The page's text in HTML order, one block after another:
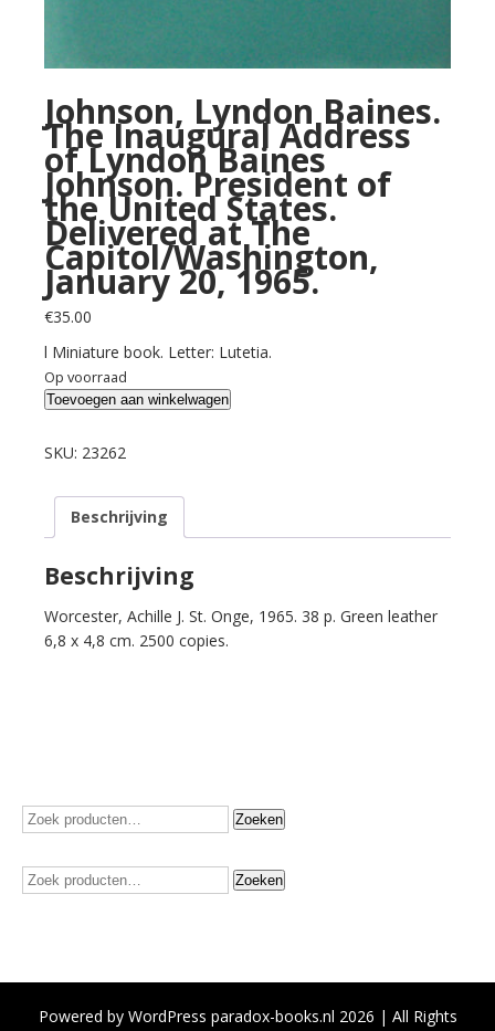
Johnson, Lyndon Baines.
The Inaugural Address
of Lyndon Baines
Johnson. President of
the United States.
Delivered at The
Capitol/Washington,
January 20, 1965.
€35.00
l Miniature book. Letter: Lutetia.
Op voorraad
Johnson,
Baines.
Inaugural
Address
of
Lyndon
Johnson.
President
The
Capitol/Washington,
January
20,
Toevoegen aan winkelwagen
SKU: 23262
Beschrijving
Beschrijving
Worcester, Achille J. St. Onge, 1965. 38 p. Green leather
6,8 x 4,8 cm. 2500 copies.
Zoeken
naar:
Zoeken
Zoeken
naar:
Zoeken
Powered by WordPress paradox-books.nl 2026 | All Rights